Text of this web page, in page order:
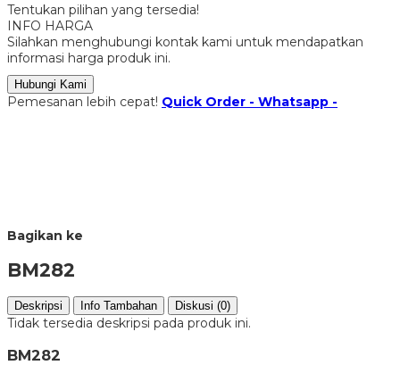
Tentukan pilihan yang tersedia!
INFO HARGA
Silahkan menghubungi kontak kami untuk mendapatkan
informasi harga produk ini.
Hubungi Kami
Pemesanan lebih cepat! Quick Order - Whatsapp -
Bagikan ke
BM282
Deskripsi Info Tambahan Diskusi (0)
Tidak tersedia deskripsi pada produk ini.
BM282